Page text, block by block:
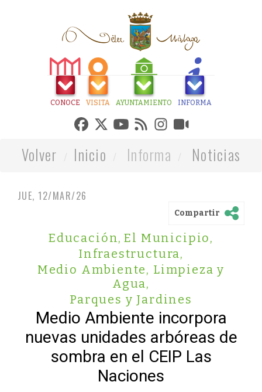
CONOCE VISITA AYUNTAMIENTO INFORMA
Volver Inicio Informa Noticias
JUE, 12/MAR/26
Compartir
Educación, El Municipio,
Infraestructura,
Medio Ambiente, Limpieza y
Agua,
Parques y Jardines
Medio Ambiente incorpora
nuevas unidades arbóreas de
sombra en el CEIP Las
Naciones